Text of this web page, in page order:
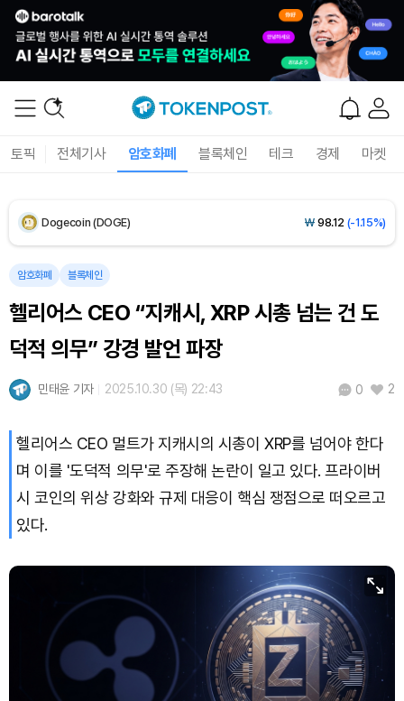
토픽 전체기사 암호화폐 블록체인 테크 경제 마켓
XRP (XRP) ₩1,489(-1.27%)
Solana (SOL) ₩104,342(-0.67%)
Hyperliquid (HYPE)
Dogecoin (DOGE) ₩ 98.12 (-1.15%)
Bitcoin (BTC)
암호화폐 블록체인
헬리어스 CEO “지캐시, XRP 시총 넘는 건 도
덕적 의무” 강경 발언 파장
민태윤 기자 2025.10.30 (목) 22:43 0 2
헬리어스 CEO 멀트가 지캐시의 시총이 XRP를 넘어야 한다
며 이를 '도덕적 의무'로 주장해 논란이 일고 있다. 프라이버
시 코인의 위상 강화와 규제 대응이 핵심 쟁점으로 떠오르고
있다.